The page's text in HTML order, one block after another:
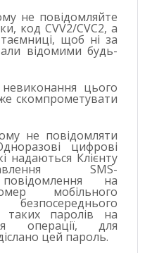
не повідомляйте
код CVV2/CVC2, а
щоб ні за
відомими будь-
цього
скомпрометувати
не повідомляти
цифрові
надаються Клієнту
SMS-
на
мобільного
таких паролів на
операції, для
цей пароль.